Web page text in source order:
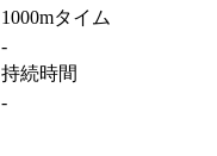
1000mタイム
-
持続時間
-